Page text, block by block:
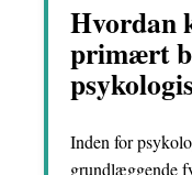
Hvordan
primært
Inden for
grundlæggende